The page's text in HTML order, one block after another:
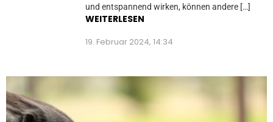
und entspannend wirken, können andere […]
WEITERLESEN
19. Februar 2024, 14:34